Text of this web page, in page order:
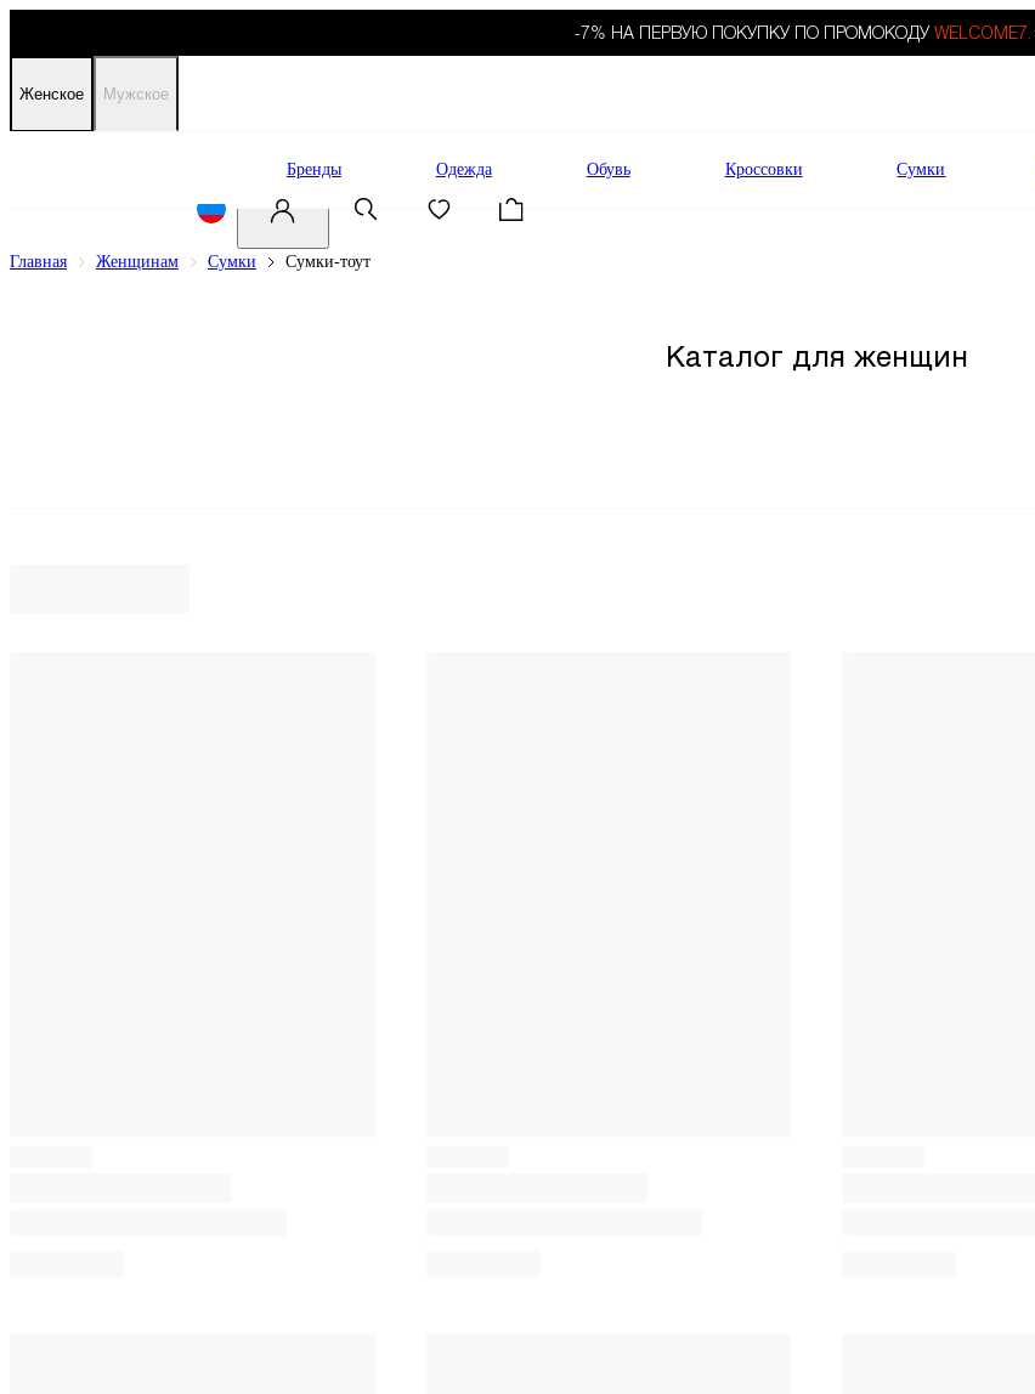
-7% НА ПЕРВУЮ ПОКУПКУ ПО ПРОМОКОДУ WELCOME7.
Женское Мужское
Бренды Одежда Обувь Кроссовки Сумки
Главная Женщинам Сумки Сумки-тоут
Каталог для женщин